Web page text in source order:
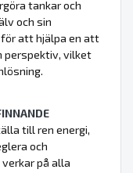
tankar och
och sin
att hjälpa en att
perspektiv, vilket
till ren energi,
och
på alla